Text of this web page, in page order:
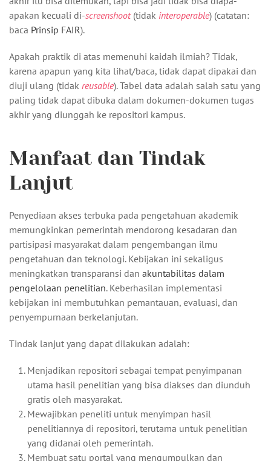
apakan kecuali di-screenshoot(tidak interoperable) (catatan:
baca Prinsip FAIR).
Apakah praktik di atas memenuhi kaidah ilmiah? Tidak,
karena apapun yang kita lihat/baca, tidak dapat dipakai dan
diuji ulang (tidak reusable). Tabel data adalah salah satu yang
paling tidak dapat dibuka dalam dokumen-dokumen tugas
akhir yang diunggah ke repositori kampus.
Manfaat dan Tindak
Lanjut
Penyediaan akses terbuka pada pengetahuan akademik
memungkinkan pemerintah mendorong kesadaran dan
partisipasi masyarakat dalam pengembangan ilmu
pengetahuan dan teknologi. Kebijakan ini sekaligus
meningkatkan transparansi dan akuntabilitas dalam
pengelolaan penelitian. Keberhasilan implementasi
kebijakan ini membutuhkan pemantauan, evaluasi, dan
penyempurnaan berkelanjutan.
Tindak lanjut yang dapat dilakukan adalah:
Menjadikan repositori sebagai tempat penyimpanan
utama hasil penelitian yang bisa diakses dan diunduh
gratis oleh masyarakat.
Mewajibkan peneliti untuk menyimpan hasil
penelitiannya di repositori, terutama untuk penelitian
yang didanai oleh pemerintah.
Membuat satu portal yang mengumpulkan dan